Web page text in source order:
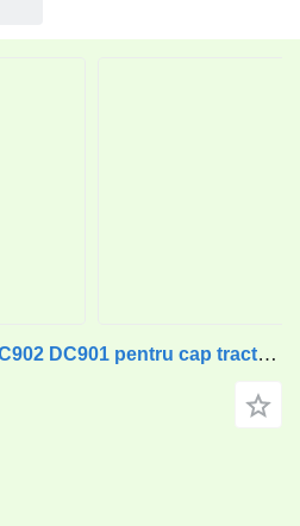
Motor Scania DC 9.02 DC902 DC901 pentru cap tractor Scania F94, G230, K94, L94, N94, OmniCity, P, R, Series – D230, T94